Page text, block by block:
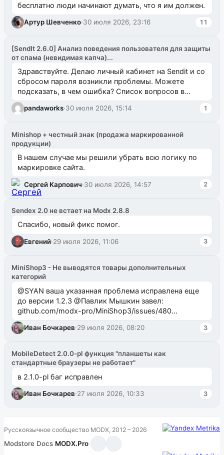
бесплатно люди начинают думать, что я им должен.
Артур Шевченко·30 июля 2026, 23:16 11
[SendIt 2.6.0] Анализ поведения пользователя для защиты
от спама (невидимая капча)...
Здравствуйте. Делаю личный кабинет на Sendit и со
сбросом пароля возникли проблемы. Можете
подсказать, в чем ошибка? Список вопросов в
одноименном разделе на modx.pro пока пуст, и,...
pandaworks·30 июля 2026, 15:14 1
Minishop + честный знак (продажа маркированной
продукции)
В нашем случае мы решили убрать всю логику по
маркировке сайта.
Сергей Карпович·30 июля 2026, 14:57 2
Sendex 2.0 не встает на Modx 2.8.8
Спасибо, новый фикс помог.
Евгений·29 июля 2026, 11:06 3
MiniShop3 - Не выводятся товары дополнительных
категорий
@SYAN ваша указанная проблема исправлена еще
до версии 1.2.3 @Павлик Мышкин завел:
github.com/modx-pro/MiniShop3/issues/480
github.com/modx-pro/MiniShop3/issues/481Исправим
в б...
Иван Бочкарев·29 июля 2026, 08:20 3
MobileDetect 2.0.0-pl функция "планшеты как
стандартные браузеры не работает"
в 2.1.0-pl баг исправлен
Иван Бочкарев·27 июля 2026, 10:33 3
Русскоязычное сообщество MODX, 2012 – 2026
Modstore·Docs·MODX.Pro·